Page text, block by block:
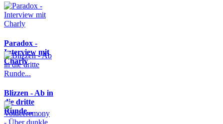
Paradox -
Interview mit
Charly
Blizzen - Ab in
die dritte
Runde...